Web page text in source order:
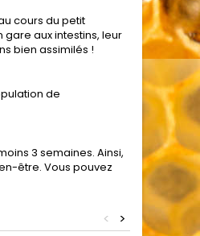
cours du petit
aux intestins, leur
bien assimilés !
de
3 semaines. Ainsi,
être. Vous pouvez
>
<